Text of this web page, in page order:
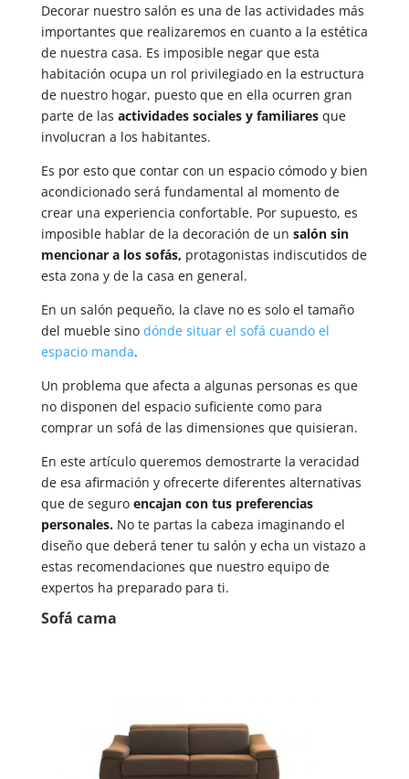
Decorar nuestro salón es una de las actividades más
importantes que realizaremos en cuanto a la estética
de nuestra casa. Es imposible negar que esta
habitación ocupa un rol privilegiado en la estructura
de nuestro hogar, puesto que en ella ocurren gran
parte de las actividades sociales y familiaresque
involucran a los habitantes.
Es por esto que contar con un espacio cómodo y bien
acondicionado será fundamental al momento de
crear una experiencia confortable. Por supuesto, es
imposible hablar de la decoración de un salón sin
mencionar a los sofás, protagonistas indiscutidos de
esta zona y de la casa en general.
En un salón pequeño, la clave no es solo el tamaño
del mueble sino dónde situar el sofá cuando el
espacio manda.
Un problema que afecta a algunas personas es que
no disponen del espacio suficiente como para
comprar un sofá de las dimensiones que quisieran.
En este artículo queremos demostrarte la veracidad
de esa afirmación y ofrecerte diferentes alternativas
que de seguro encajan con tus preferencias
personales. No te partas la cabeza imaginando el
diseño que deberá tener tu salón y echa un vistazo a
estas recomendaciones que nuestro equipo de
expertos ha preparado para ti.
Sofá cama